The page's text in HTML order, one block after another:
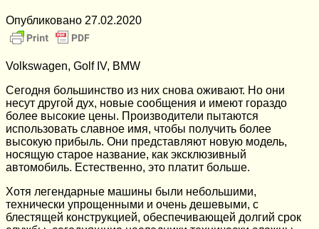
Опубликовано 27.02.2020
Volkswagen, Golf IV, BMW
Сегодня большинство из них снова оживают. Но они
несут другой дух, новые сообщения и имеют гораздо
более высокие цены. Производители пытаются
использовать славное имя, чтобы получить более
высокую прибыль. Они представляют новую модель,
носящую старое название, как эксклюзивный
автомобиль. Естественно, это платит больше.
Хотя легендарные машины были небольшими,
технически упрощенными и очень дешевыми, с
блестящей конструкцией, обеспечивающей долгий срок